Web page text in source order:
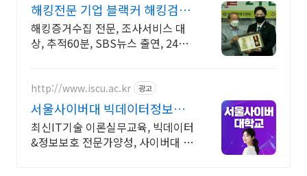
해킹전문 기업 블랙커 해킹검사
스파이앱 탐지 전문
해킹증거수집 전문, 조사서비스 대
상, 추적60분, SBS뉴스 출연, 24시
http://www.iscu.ac.kr 광고
서울사이버대 빅데이터정보보
호 2026 가을학기 신편입생
최신IT기술 이론실무교육, 빅데이터
&정보보호 전문가양성, 사이버대 신